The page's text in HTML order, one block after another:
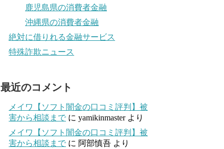
鹿児島県の消費者金融
沖縄県の消費者金融
絶対に借りれる金融サービス
特殊詐欺ニュース
最近のコメント
メイワ【ソフト闇金の口コミ評判】被
害から相談まで に yamikinmasterより
メイワ【ソフト闇金の口コミ評判】被
害から相談まで に 阿部慎吾 より